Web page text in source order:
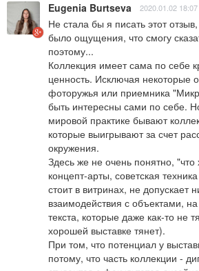
Eugenia Burtseva 2020.01.02 18:07
Не стала бы я писать этот
было ощущения, что смогу
поэтому...
Коллекция имеет сама по себе
ценность. Исключая некоторые
фоторужья или приемника
быть интересны сами по себе.
мировой практике бывают
которые выигрывают за счет
окружения.
Здесь же не очень понятно, "что
концепт-арты, советская
стоит в витринах, не допускает
взаимодействия с объектами,
текста, которые даже как-то не
хорошей выставке тянет).
При том, что потенциал у
потому, что часть коллекции -